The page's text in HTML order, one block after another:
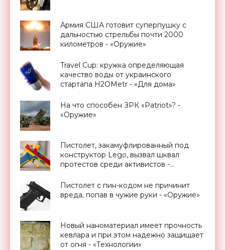
Армия США готовит суперпушку с
дальностью стрельбы почти 2000
километров - «Оружие»
Travel Cup: кружка определяющая
качество воды от украинского
стартапа H2OMetr - «Для дома»
На что способен ЗРК «Patriot»? -
«Оружие»
Пистолет, закамуфлированный под
конструктор Lego, вызвал шквал
протестов среди активистов -
Пистолет с пин-кодом не причинит
вреда, попав в чужие руки - «Оружие»
Новый наноматериал имеет прочность
кевлара и при этом надежно защищает
от огня - «Технологии»